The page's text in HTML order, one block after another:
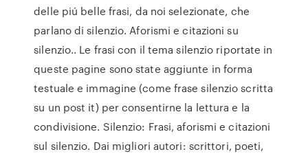
delle piú belle frasi, da noi selezionate, che
parlano di silenzio. Aforismi e citazioni su
silenzio.. Le frasi con il tema silenzio riportate in
queste pagine sono state aggiunte in forma
testuale e immagine (come frase silenzio scritta
su un post it) per consentirne la lettura e la
condivisione. Silenzio: Frasi, aforismi e citazioni
sul silenzio. Dai migliori autori: scrittori, poeti,